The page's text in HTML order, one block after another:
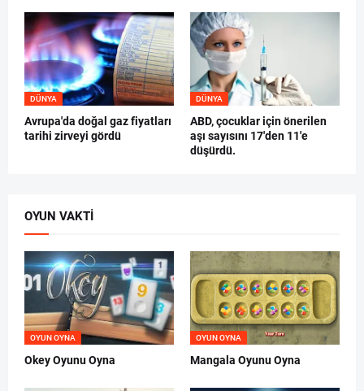
DÜNYA
Avrupa'da doğal gaz fiyatları
tarihi zirveyi gördü
DÜNYA
ABD, çocuklar için önerilen
aşı sayısını 17'den 11'e
düşürdü.
OYUN VAKTI
OYUN OYNA
Okey Oyunu Oyna
OYUN OYNA
Mangala Oyunu Oyna